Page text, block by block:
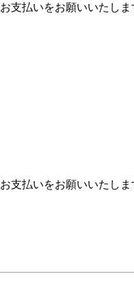
支払いをお願いいたしま
支払いをお願いいたしま